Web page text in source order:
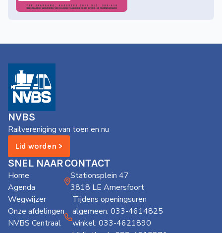
NVBS
Railvereniging van toen en nu
Lid worden >
SNEL NAAR
Home
Agenda
Wegwijzer
Onze afdelingen
NVBS Centraal
CONTACT
Stationsplein 47
3818 LE Amersfoort
Tijdens openingsuren
algemeen: 033-4614825
winkel: 033-4621890